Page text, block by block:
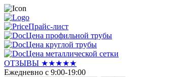
Прайс-лист
Цена профильной трубы
Цена круглой трубы
Цена металлической сетки
ОТЗЫВЫ ★★★★★
Ежедневно с 9:00-19:00